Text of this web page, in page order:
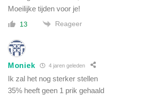
Moeilijke tijden voor je!
13 Reageer
Moniek 4 jaren geleden
Ik zal het nog sterker stellen
35% heeft geen 1 prik gehaald